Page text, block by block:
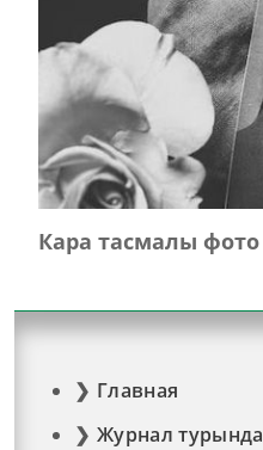
Кара тасмалы фото
Главная
Журнал турында